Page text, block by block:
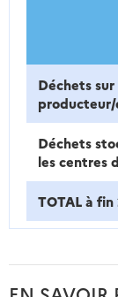
Déchets
Déchets
les centres
TOTAL à fin